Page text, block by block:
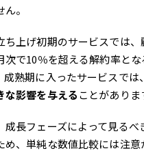
。
ち上げ初期のサービスでは、
次で10％を超える解約率と
成熟期に入ったサービスでは、
な影響を与えることがありま
成長フェーズによって見る
め、単純な数値比較には注意